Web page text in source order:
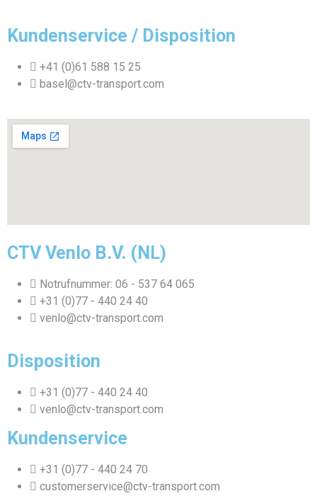
Kundenservice / Disposition
+41 (0)61 588 15 25
basel@ctv-transport.com
CTV Venlo B.V. (NL)
Notrufnummer: 06 - 537 64 065
+31 (0)77 - 440 24 40
venlo@ctv-transport.com
Disposition
+31 (0)77 - 440 24 40
venlo@ctv-transport.com
Kundenservice
+31 (0)77 - 440 24 70
customerservice@ctv-transport.com